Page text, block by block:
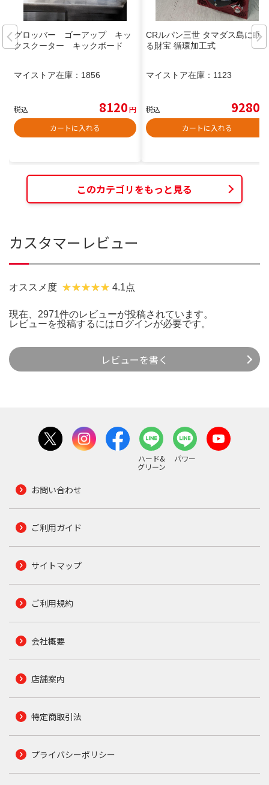
グロッバー ゴーアップ キッ
クスクーター キックボード
マイストア在庫： 1856
税込 8120円
カートに入れる
CRルパン三世 タマダス島に眠
る財宝 循環加工式
マイストア在庫： 1123
税込 9280
カートに入れる
このカテゴリをもっと見る
カスタマーレビュー
オススメ度 4.1点
現在、2971件のレビューが投稿されています。
レビューを投稿するには ログインが必要です。
レビューを書く
ハード&
グリーン
パワー
お問い合わせ
ご利用ガイド
サイトマップ
ご利用規約
会社概要
店舗案内
特定商取引法
プライバシーポリシー